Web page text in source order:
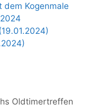
dem Kogenmale
Oldtimertreffen